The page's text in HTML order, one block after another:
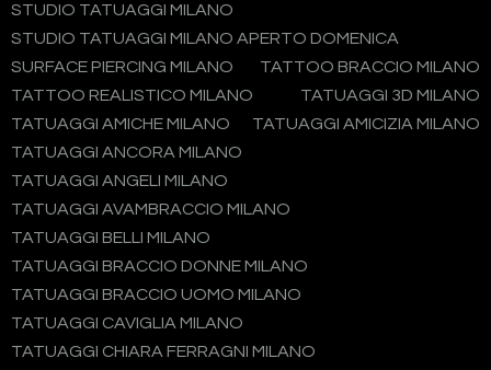
STUDIO TATUAGGI MILANO
STUDIO TATUAGGI MILANO APERTO DOMENICA
SURFACE PIERCING MILANO
TATTOO BRACCIO MILANO
TATTOO REALISTICO MILANO
TATUAGGI 3D MILANO
TATUAGGI AMICHE MILANO
TATUAGGI AMICIZIA MILANO
TATUAGGI ANCORA MILANO
TATUAGGI ANGELI MILANO
TATUAGGI AVAMBRACCIO MILANO
TATUAGGI BELLI MILANO
TATUAGGI BRACCIO DONNE MILANO
TATUAGGI BRACCIO UOMO MILANO
TATUAGGI CAVIGLIA MILANO
TATUAGGI CHIARA FERRAGNI MILANO